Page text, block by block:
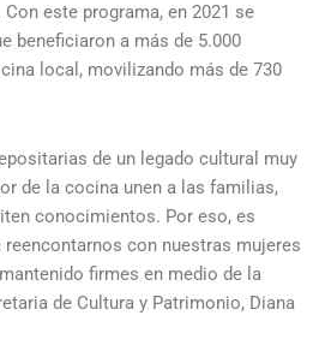
este programa, en 2021 se
beneficiaron a más de 5.000
local, movilizando más de 730
de un legado cultural muy
de la cocina unen a las familias,
conocimientos. Por eso, es
con nuestras mujeres
firmes en medio de la
de Cultura y Patrimonio, Diana